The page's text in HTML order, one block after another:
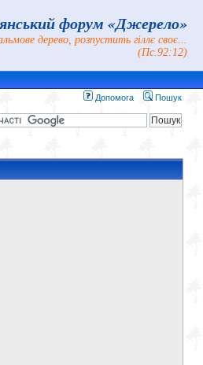
форум «Джерело»
дерево, розпустить гіллє своє...
(Пс.92:12)
Допомога Пошук